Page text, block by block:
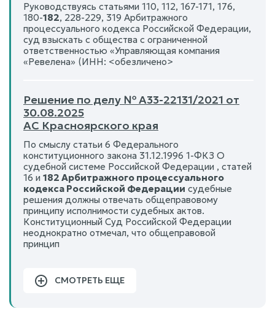
Руководствуясь статьями 110, 112, 167-171, 176,
180-182, 228-229, 319 Арбитражного
процессуального кодекса Российской Федерации,
суд взыскать с общества с ограниченной
ответственностью «Управляющая компания
«Ревелена» (ИНН: <обезличено>
Решение по делу № А33-22131/2021 от
30.08.2025
АС Красноярского края
По смыслу статьи 6 Федерального
конституционного закона 31.12.1996 1-ФКЗ О
судебной системе Российской Федерации , статей
16 и 182 Арбитражного процессуального
кодекса Российской Федерации судебные
решения должны отвечать общеправовому
принципу исполнимости судебных актов.
Конституционный Суд Российской Федерации
неоднократно отмечал, что общеправовой
принцип
СМОТРЕТЬ ЕЩЕ